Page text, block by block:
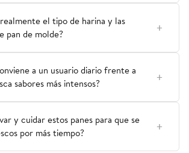
el tipo de harina y las
pan de molde?
a un usuario diario frente a
sabores más intensos?
y cuidar estos panes para que se
por más tiempo?